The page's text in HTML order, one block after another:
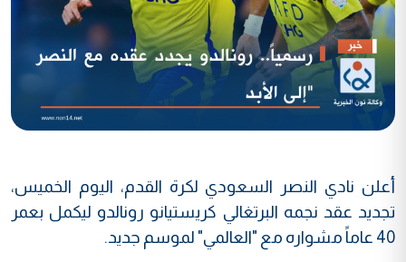
أعلن نادي النصر السعودي لكرة القدم، اليوم الخميس،
تجديد عقد نجمه البرتغالي كريستيانو رونالدو ليكمل بعمر
40 عاماً مشواره مع "العالمي" لموسم جديد.